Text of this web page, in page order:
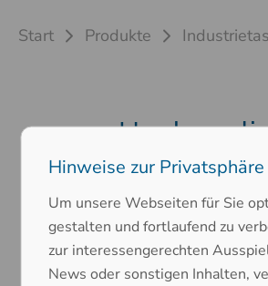
Start Produkte
Deutschland –
Ihr
Hinweise zur Privatsphäre
Um unsere Webseiten für Sie
gestalten und fortlaufend zu
zur interessengerechten
News oder sonstigen Inhalten,